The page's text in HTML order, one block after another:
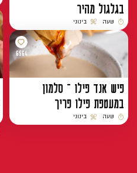
בגלגול מהיר
זמן הכנה
שעה
רמת קושי
בינוני
6564
פיש אנד פילו – סלמון
במעטפת פילו פריך
זמן הכנה
שעה
רמת קושי
בינוני